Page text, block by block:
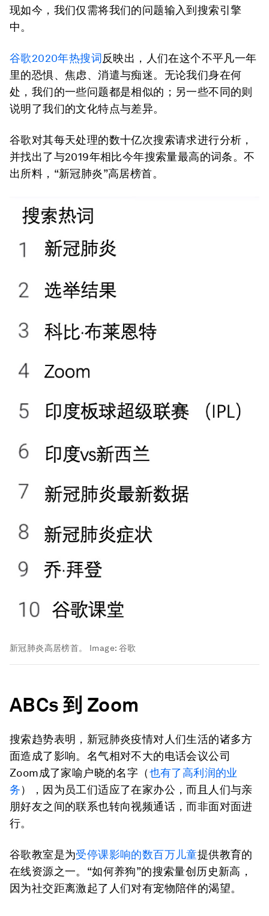
现如今，我们仅需将我们的问题输入到搜索引擎
中。
谷歌2020年热搜词 反映出，人们在这个不平凡一年
里的恐惧、焦虑、消遣与痴迷。无论我们身在何
处，我们的一些问题都是相似的；另一些不同的则
说明了我们的文化特点与差异。
谷歌对其每天处理的数十亿次搜索请求进行分析，
并找出了与2019年相比今年搜索量最高的词条。不
出所料，“新冠肺炎”高居榜首。
新冠肺炎高居榜首。 Image: 谷歌
ABCs 到 Zoom
搜索趋势表明，新冠肺炎疫情对人们生活的诸多方
面造成了影响。名气相对不大的电话会议公司
Zoom成了家喻户晓的名字（也有了高利润的业
务），因为员工们适应了在家办公，而且人们与亲
朋好友之间的联系也转向视频通话，而非面对面进
行。
谷歌教室是为受停课影响的数百万儿童提供教育的
在线资源之一。“如何养狗”的搜索量创历史新高，
因为社交距离激起了人们对有宠物陪伴的渴望。